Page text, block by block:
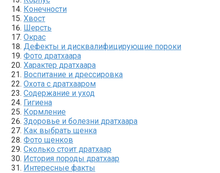
Конечности
Хвост
Шерсть
Окрас
Дефекты и дисквалифицирующие пороки
Фото дратхаара
Характер дратхаара
Воспитание и дрессировка
Охота с дратхааром
Содержание и уход
Гигиена
Кормление
Здоровье и болезни дратхаара
Как выбрать щенка
Фото щенков
Сколько стоит дратхаар
История породы дратхаар
Интересные факты